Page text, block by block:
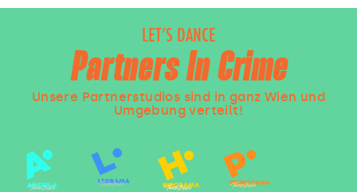
LET’S DANCE
Partners In Crime
Unsere Partnerstudios sind in ganz Wien und
Umgebung verteilt!